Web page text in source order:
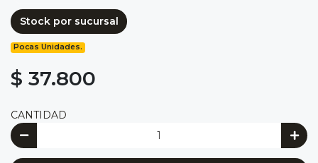
Stock por sucursal
Pocas Unidades.
$ 37.800
CANTIDAD